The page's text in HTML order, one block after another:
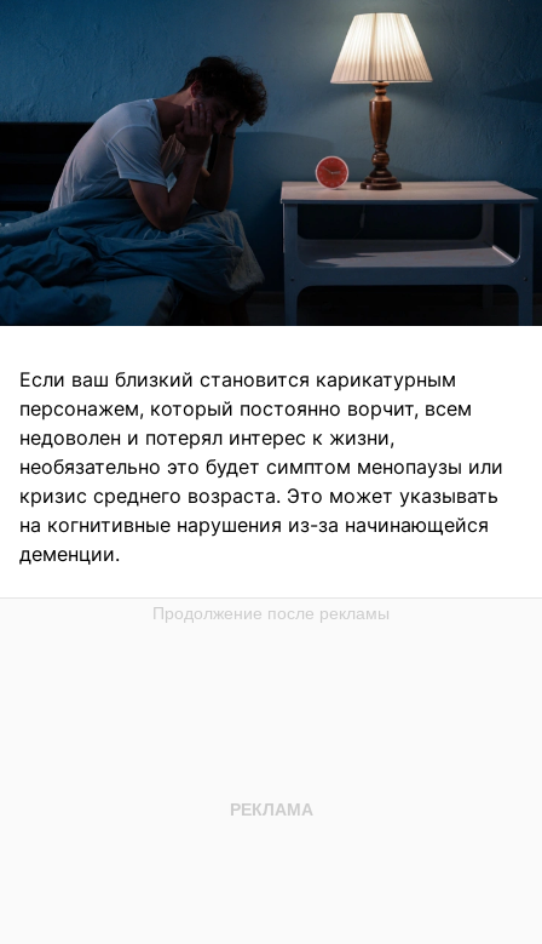
Если ваш близкий становится карикатурным
персонажем, который постоянно ворчит, всем
недоволен и потерял интерес к жизни,
необязательно это будет симптом менопаузы или
кризис среднего возраста. Это может указывать
на когнитивные нарушения из-за начинающейся
деменции.